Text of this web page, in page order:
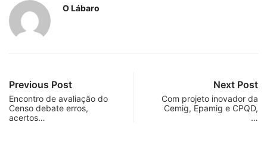
O Lábaro
Previous Post
Encontro de avaliação do
Censo debate erros,
acertos…
Next Post
Com projeto inovador da
Cemig, Epamig e CPQD,
…